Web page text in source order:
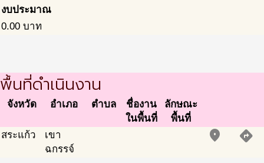
งบประมาณ
0.00 บาท
พื้นที่ดำเนินงาน
จังหวัด อำเภอ ตำบล
ชื่องาน
ในพื้นที่
ลักษณะ
พื้นที่
สระแก้ว
เขา
ฉกรรจ์
place directions